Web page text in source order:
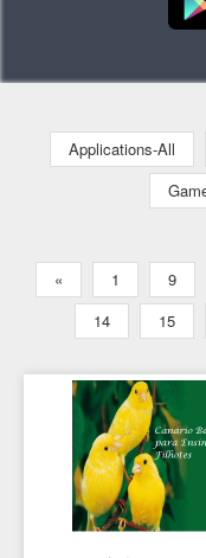
Applications-All
« 1 9
14
15